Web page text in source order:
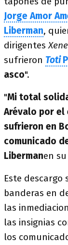
Jorge Amor
Liberman,
dirigentes
sufrieron Toti
asco".
"Mi total
Arévalo por el
sufrieron en
comunicado
Libermanen
Este descargo
banderas en
las
las insignias
los